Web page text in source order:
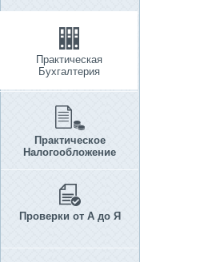
Практическая
Бухгалтерия
Практическое
Налогообложение
Проверки от А до Я